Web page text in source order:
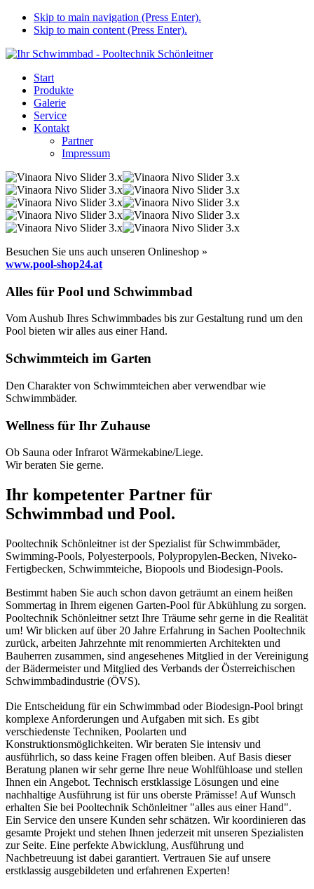
Skip to main navigation (Press Enter).
Skip to main content (Press Enter).
Start
Produkte
Galerie
Service
Kontakt
Partner
Impressum
Besuchen Sie uns auch unseren Onlineshop »
www.pool-shop24.at
Alles für Pool und Schwimmbad
Vom Aushub Ihres Schwimmbades bis zur Gestaltung rund um den
Pool bieten wir alles aus einer Hand.
Schwimmteich im Garten
Den Charakter von Schwimmteichen aber verwendbar wie
Schwimmbäder.
Wellness für Ihr Zuhause
Ob Sauna oder Infrarot Wärmekabine/Liege.
Wir beraten Sie gerne.
Ihr kompetenter Partner für
Schwimmbad und Pool.
Pooltechnik Schönleitner ist der Spezialist für Schwimmbäder,
Swimming-Pools, Polyesterpools, Polypropylen-Becken, Niveko-
Fertigbecken, Schwimmteiche, Biopools und Biodesign-Pools.
Bestimmt haben Sie auch schon davon geträumt an einem heißen
Sommertag in Ihrem eigenen Garten-Pool für Abkühlung zu sorgen.
Pooltechnik Schönleitner setzt Ihre Träume sehr gerne in die Realität
um! Wir blicken auf über 20 Jahre Erfahrung in Sachen Pooltechnik
zurück, arbeiten Jahrzehnte mit renommierten Architekten und
Bauherren zusammen, sind angesehenes Mitglied in der Vereinigung
der Bädermeister und Mitglied des Verbands der Österreichischen
Schwimmbadindustrie (ÖVS).
Die Entscheidung für ein Schwimmbad oder Biodesign-Pool bringt
komplexe Anforderungen und Aufgaben mit sich. Es gibt
verschiedenste Techniken, Poolarten und
Konstruktionsmöglichkeiten. Wir beraten Sie intensiv und
ausführlich, so dass keine Fragen offen bleiben. Auf Basis dieser
Beratung planen wir sehr gerne Ihre neue Wohlfühloase und stellen
Ihnen ein Angebot. Technisch erstklassige Lösungen und eine
nachhaltige Ausführung ist für uns oberste Prämisse! Auf Wunsch
erhalten Sie bei Pooltechnik Schönleitner "alles aus einer Hand".
Ein Service den unsere Kunden sehr schätzen. Wir koordinieren das
gesamte Projekt und stehen Ihnen jederzeit mit unseren Spezialisten
zur Seite. Eine perfekte Abwicklung, Ausführung und
Nachbetreuung ist dabei garantiert. Vertrauen Sie auf unsere
erstklassig ausgebildeten und erfahrenen Experten!